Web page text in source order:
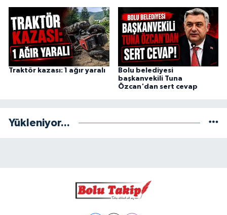
Traktör kazası: 1 ağır yaralı
Bolu belediyesi
başkanvekili Tuna
Özcan'dan sert cevap
Yükleniyor...